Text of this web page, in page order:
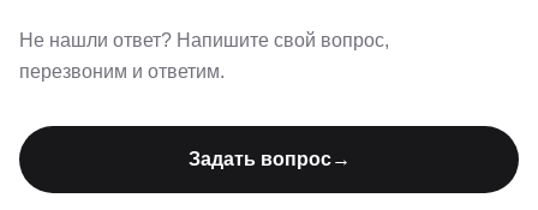
Не нашли ответ? Напишите свой вопрос,
перезвоним и ответим.
Задать вопрос→